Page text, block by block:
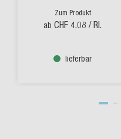
Zum Produkt
ab CHF 4.08 / Rl.
lieferbar